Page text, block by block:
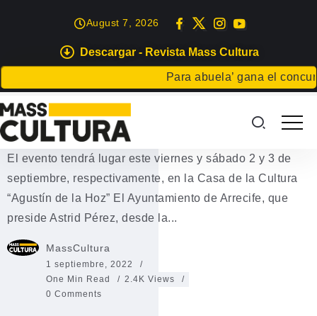
Descargar - Revista Mass Cultura
Para abuela’ gana el
August 7, 2026
EXPOSICIONES
Arrecife organiza el Canarias
Surf Film Festival 2022
El evento tendrá lugar este viernes y sábado 2 y 3 de
septiembre, respectivamente, en la Casa de la Cultura
“Agustín de la Hoz” El Ayuntamiento de Arrecife, que
preside Astrid Pérez, desde la...
MassCultura
1 septiembre, 2022
One Min Read
2.4K Views
0 Comments